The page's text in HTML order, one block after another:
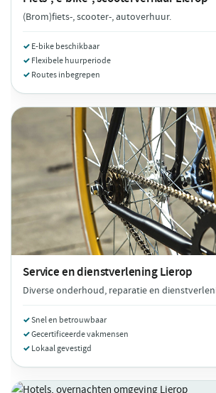
(Brom)fiets-, scooter-, autoverhuur.
E-bike beschikbaar
Flexibele huurperiode
Routes inbegrepen
Service en dienstverleningLierop
Diverse onderhoud, reparatie en
Snel en betrouwbaar
Gecertificeerde vakmensen
Lokaal gevestigd